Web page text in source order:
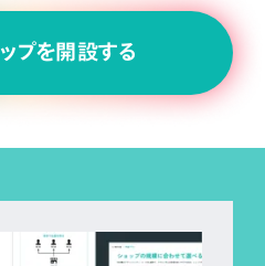
プを開設する